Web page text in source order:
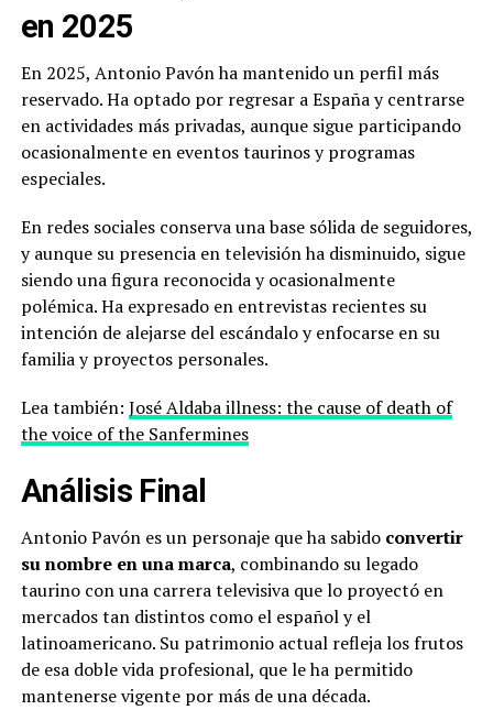
en 2025
En 2025, Antonio Pavón ha mantenido un perfil más
reservado. Ha optado por regresar a España y centrarse
en actividades más privadas, aunque sigue participando
ocasionalmente en eventos taurinos y programas
especiales.
En redes sociales conserva una base sólida de seguidores,
y aunque su presencia en televisión ha disminuido, sigue
siendo una figura reconocida y ocasionalmente
polémica. Ha expresado en entrevistas recientes su
intención de alejarse del escándalo y enfocarse en su
familia y proyectos personales.
Lea también: José Aldaba illness: the cause of death of
the voice of the Sanfermines
Análisis Final
Antonio Pavón es un personaje que ha sabido convertir
su nombre en una marca, combinando su legado
taurino con una carrera televisiva que lo proyectó en
mercados tan distintos como el español y el
latinoamericano. Su patrimonio actual refleja los frutos
de esa doble vida profesional, que le ha permitido
mantenerse vigente por más de una década.